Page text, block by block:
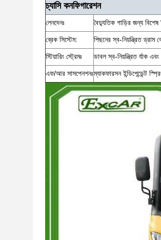
চ্যাসি কনফিগারেশন
লেনদেনঃ বৈদ্যুতিক গাড়ির জন্য বিশেষ
ব্রেক সিস্টেম: পিছনের স্ব-নিয়ন্ত্রিত ড্রাম
স্টিয়ারিং স্ট্রেমঃ ডাবল স্ব-নিয়ন্ত্রিত র্যাক এবং
এফ/আর সাসপেনশনঃম্যাকফারসন ইন্ডিপেন্ডেন্ট